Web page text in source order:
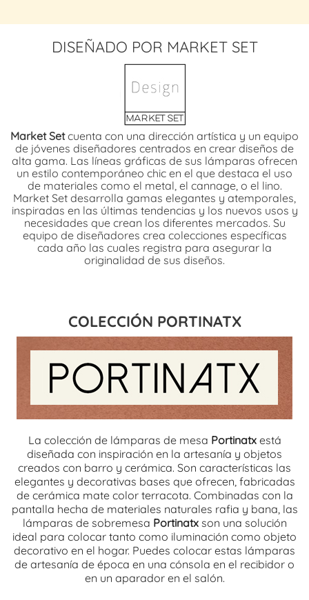
DISEÑADO POR MARKET SET
Market Setcuenta con una dirección artística y un equipo
de jóvenes diseñadores centrados en crear diseños de
alta gama. Las líneas gráficas de sus lámparas ofrecen
un estilo contemporáneo chic en el que destaca el uso
de materiales como el metal, el cannage, o el lino.
Market Set desarrolla gamas elegantes y atemporales,
inspiradas en las últimas tendencias y los nuevos usos y
necesidades que crean los diferentes mercados. Su
equipo de diseñadores crea colecciones específicas
cada año las cuales registra para asegurar la
originalidad de sus diseños.
COLECCIÓN PORTINATX
La colección de lámparas de mesa Portinatxestá
diseñada con inspiración en la artesanía y objetos
creados con barro y cerámica. Son características las
elegantes y decorativas bases que ofrecen, fabricadas
de cerámica mate color terracota. Combinadas con la
pantalla hecha de materiales naturales rafia y bana, las
lámparas de sobremesa Portinatxson una solución
ideal para colocar tanto como iluminación como objeto
decorativo en el hogar. Puedes colocar estas lámparas
de artesanía de época en una cónsola en el recibidor o
en un aparador en el salón.